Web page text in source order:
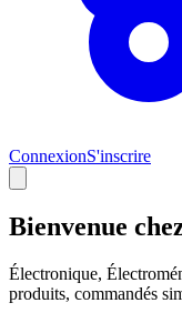
ConnexionS'inscrire
Bienvenue
Électronique,
produits, commandés